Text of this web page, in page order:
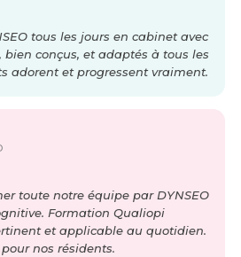
tous les jours en cabinet avec
bien conçus, et adaptés à tous les
adorent et progressent vraiment.
toute notre équipe par DYNSEO
Formation Qualiopi
et applicable au quotidien.
nos résidents.